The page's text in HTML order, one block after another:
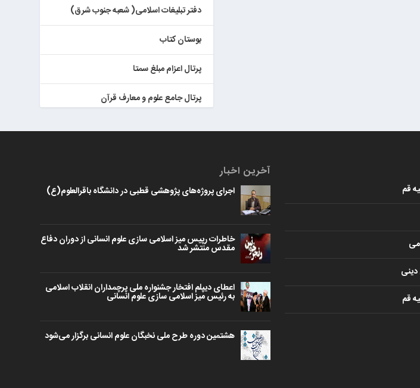
دفتر تبلیغات اسلامی( شعبه جنوب شرق)
بوستان کتاب
پرتال اعزام مبلغ سمتا
پرتال جامع علوم و معارف قرآن
کتابخان همراه پژوهان
قم
قم
آخرین اخبار
اجرای پروژه‌های پژوهشی قطبی در دانشگاه باقرالعلوم(ع)
خاطرات رپیس میز اسلامی سازی علوم انسانی از دوران دفاع
مقدس منتشر شد
اعطای دیپلم افتخار جشنواره ملی پرچمداران انقلاب اسلامی
به رئیس میز اسلامی سازی علوم انسانی
هشتمین دوره طرح ملی نخبگان علوم انسانی برگزار می‌شود